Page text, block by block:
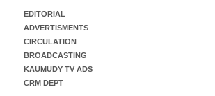
EDITORIAL
ADVERTISMENTS
CIRCULATION
BROADCASTING
KAUMUDY TV ADS
CRM DEPT